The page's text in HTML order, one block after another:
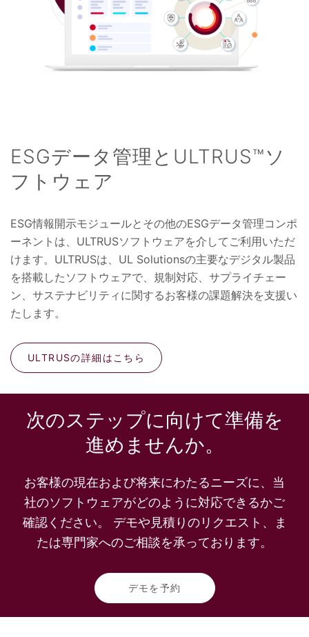
ESGデータ管理とULTRUS™ソ
フトウェア
ESG情報開示モジュールとその他のESGデータ管理コンポ
ーネントは、ULTRUSソフトウェアを介してご利用いただ
けます。ULTRUSは、UL Solutionsの主要なデジタル製品
を搭載したソフトウェアで、規制対応、サプライチェー
ン、サステナビリティに関するお客様の課題解決を支援い
たします。
ULTRUSの詳細はこちら
次のステップに向けて準備を
進めませんか。
お客様の現在および将来にわたるニーズに、当
社のソフトウェアがどのように対応できるかご
確認ください。 デモや見積りのリクエスト、ま
たは専門家へのご相談を承っております。
デモを予約